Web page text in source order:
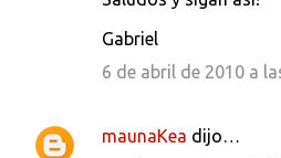
Gabriel
6 de abril de 2010 a
maunaKea dijo…